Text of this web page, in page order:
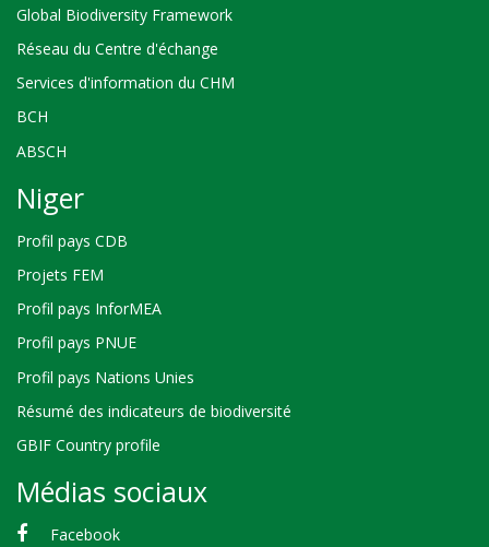
Global Biodiversity Framework
Réseau du Centre d'échange
Services d'information du CHM
BCH
ABSCH
Niger
Profil pays CDB
Projets FEM
Profil pays InforMEA
Profil pays PNUE
Profil pays Nations Unies
Résumé des indicateurs de biodiversité
GBIF Country profile
Médias sociaux
Facebook